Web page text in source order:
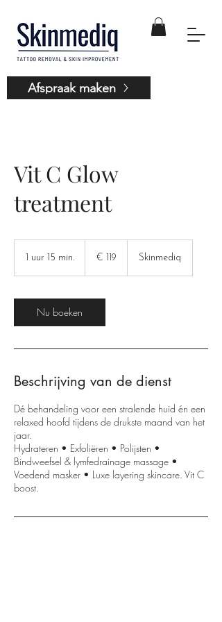
Afspraak maken
Vit C Glow
treatment
1 uur 15 min.
1
5
m
n
euro
€ 119 Skinmediq
Nu boeken
Beschrijving van de dienst
Dé behandeling voor een stralende huid én een
relaxed hoofd tijdens de drukste maand van het
jaar.
Hydrateren • Exfoliëren • Polijsten •
Bindweefsel & lymfedrainage massage •
Voedend masker • Luxe layering skincare. Vit C
boost.